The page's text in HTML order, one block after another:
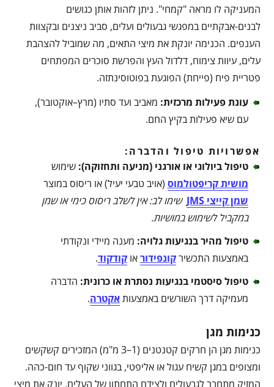
המעניקה לו מראה "קמחי". ניתן לזהות אותן כגושים
לבנים-אבקתיים במפגשי גבעולים ועלים, סביב ניצנים ובקצוות
הענפים. הכנימה יונקת את מיצי התאים, מה שמוביל להצהבת
עלים, עיוות צימוח, דלדול העץ והפרשת סוכרים המפתחים
פטריית פיח (פייחת) הפוגעת בפוטוסינתזה.
עונת פעילות מרכזית: מאביב ועד סתיו (מרץ–אוקטובר),
עם שיא פעילות בקיץ החם.
אפשרויות טיפול והדברה:
טיפול ביולוגי או אורגני (מניעה ותחזוקה): שימוש
מושית קריפטולמוס (אויב טבעי יעיל) או ריסוס במוצר
שמן קייצי JMS
שימו לב: אין לשלב ריסוס כימי או שמן
במקביל לשימוש במושיות.
טיפול מהיר בנגיעות גלויה: מענה מיידי ונקודתי
באמצעות התכשירקונפידוראוקודקוד.
טיפול סיסטמי בנגיעות נסתרת או כרונית: הדברה
מעמיקה דרך השורשים באמצעותאקטרה.
כנימות מגן
כנימות מגן הן חרקים קטנטנים (1–3 מ"מ) המזכירים קשקשים
ומצופים במגן קשיח עגול או אליפטי, בגווני שקוף עד חום-כהה.
המזיק מתחבר לגבעולים ולצידם התחתון של העלים, יונק את מיצי